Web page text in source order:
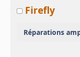
Firefly
Réparations